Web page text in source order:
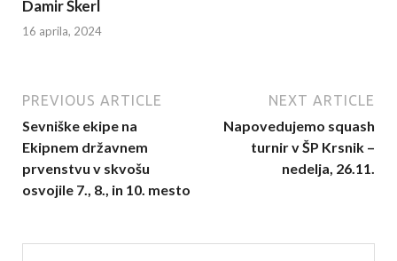
Damir Škerl
16 aprila, 2024
PREVIOUS ARTICLE
Sevniške ekipe na
Ekipnem državnem
prvenstvu v skvošu
osvojile 7., 8., in 10. mesto
NEXT ARTICLE
Napovedujemo squash
turnir v ŠP Krsnik –
nedelja, 26.11.